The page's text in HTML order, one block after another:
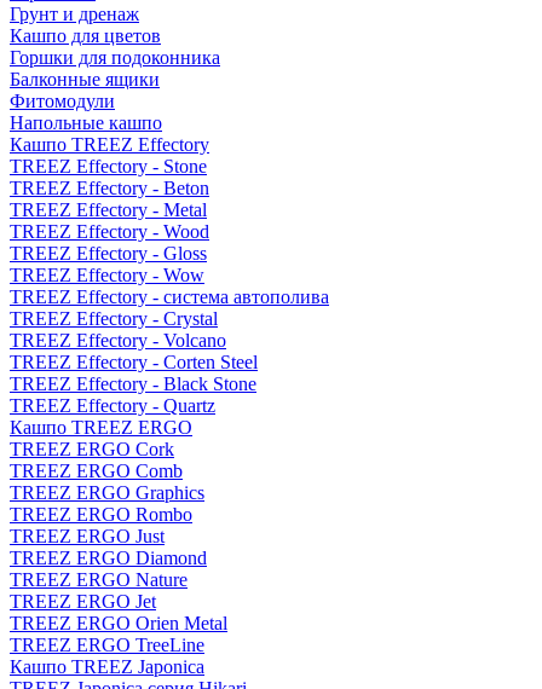
Грунт и дренаж
Кашпо для цветов
Горшки для подоконника
Балконные ящики
Фитомодули
Напольные кашпо
Кашпо TREEZ Effectory
TREEZ Effectory - Stone
TREEZ Effectory - Beton
TREEZ Effectory - Metal
TREEZ Effectory - Wood
TREEZ Effectory - Gloss
TREEZ Effectory - Wow
TREEZ Effectory - система автополива
TREEZ Effectory - Crystal
TREEZ Effectory - Volcano
TREEZ Effectory - Corten Steel
TREEZ Effectory - Black Stone
TREEZ Effectory - Quartz
Кашпо TREEZ ERGO
TREEZ ERGO Cork
TREEZ ERGO Comb
TREEZ ERGO Graphics
TREEZ ERGO Rombo
TREEZ ERGO Just
TREEZ ERGO Diamond
TREEZ ERGO Nature
TREEZ ERGO Jet
TREEZ ERGO Orien Metal
TREEZ ERGO TreeLine
Кашпо TREEZ Japonica